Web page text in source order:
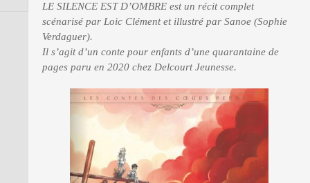
LA BRUCE TEAM : SAISON 13
PRESSE
LE SILENCE EST D’OMBRE est un récit complet
scénarisé par Loic Clément et illustré par Sanoe (Sophie
Verdaguer).
Il s’agit d’un conte pour enfants d’une quarantaine de
pages paru en 2020 chez Delcourt Jeunesse.